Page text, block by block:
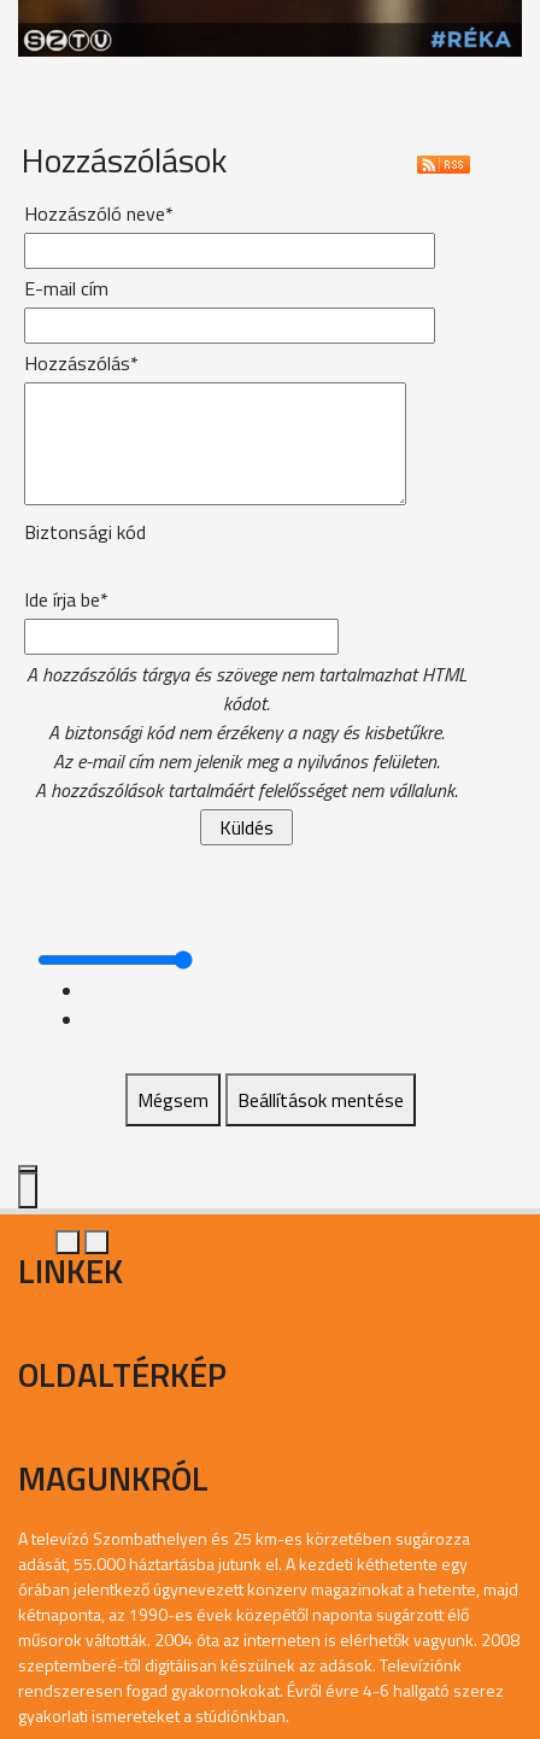
Hozzászólások
Hozzászóló neve*
E-mail cím
Hozzászólás*
Biztonsági kód
Ide írja be*
A hozzászólás tárgya és szövege nem tartalmazhat HTML
kódot.
A biztonsági kód nem érzékeny a nagy és kisbetűkre.
Az e-mail cím nem jelenik meg a nyilvános felületen.
A hozzászólások tartalmáért felelősséget nem vállalunk.
Mégsem Beállítások mentése
LINKEK
OLDALTÉRKÉP
MAGUNKRÓL
A televízó Szombathelyen és 25 km-es körzetében sugározza
adását, 55.000 háztartásba jutunk el. A kezdeti kéthetente egy
órában jelentkező úgynevezett konzerv magazinokat a hetente, majd
kétnaponta, az 1990-es évek közepétől naponta sugárzott élő
műsorok váltották. 2004 óta az interneten is elérhetők vagyunk. 2008
szeptemberé-től digitálisan készülnek az adások. Televíziónk
rendszeresen fogad gyakornokokat. Évről évre 4-6 hallgató szerez
gyakorlati ismereteket a stúdiónkban.